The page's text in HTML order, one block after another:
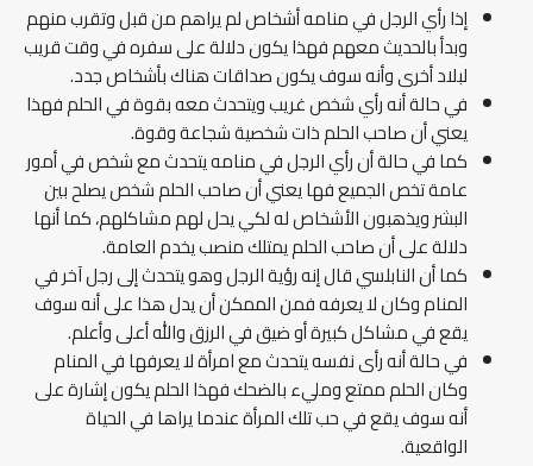
إذا رأي الرجل في منامه أشخاص لم يراهم من قبل وتقرب منهم
وبدأ بالحديث معهم فهذا يكون دلالة على سفره في وقت قريب
لبلاد أخرى وأنه سوف يكون صداقات هناك بأشخاص جدد.
في حالة أنه رأي شخص غريب ويتحدث معه بقوة في الحلم فهذا
يعني أن صاحب الحلم ذات شخصية شجاعة وقوة.
كما في حالة أن رأي الرجل في منامه يتحدث مع شخص في أمور
عامة تخص الجميع فها يعني أن صاحب الحلم شخص يصلح بين
البشر ويذهبون الأشخاص له لكي يحل لهم مشاكلهم، كما أنها
دلالة على أن صاحب الحلم يمتلك منصب يخدم العامة.
كما أن النابلسي قال إنه رؤية الرجل وهو يتحدث إلى رجل آخر في
المنام وكان لا يعرفه فمن الممكن أن يدل هذا على أنه سوف
يقع في مشاكل كبيرة أو ضيق في الرزق والله أعلى وأعلم.
في حالة أنه رأى نفسه يتحدث مع امرأة لا يعرفها في المنام
وكان الحلم ممتع ومليء بالضحك فهذا الحلم يكون إشارة على
أنه سوف يقع في حب تلك المرأة عندما يراها في الحياة
الواقعية.